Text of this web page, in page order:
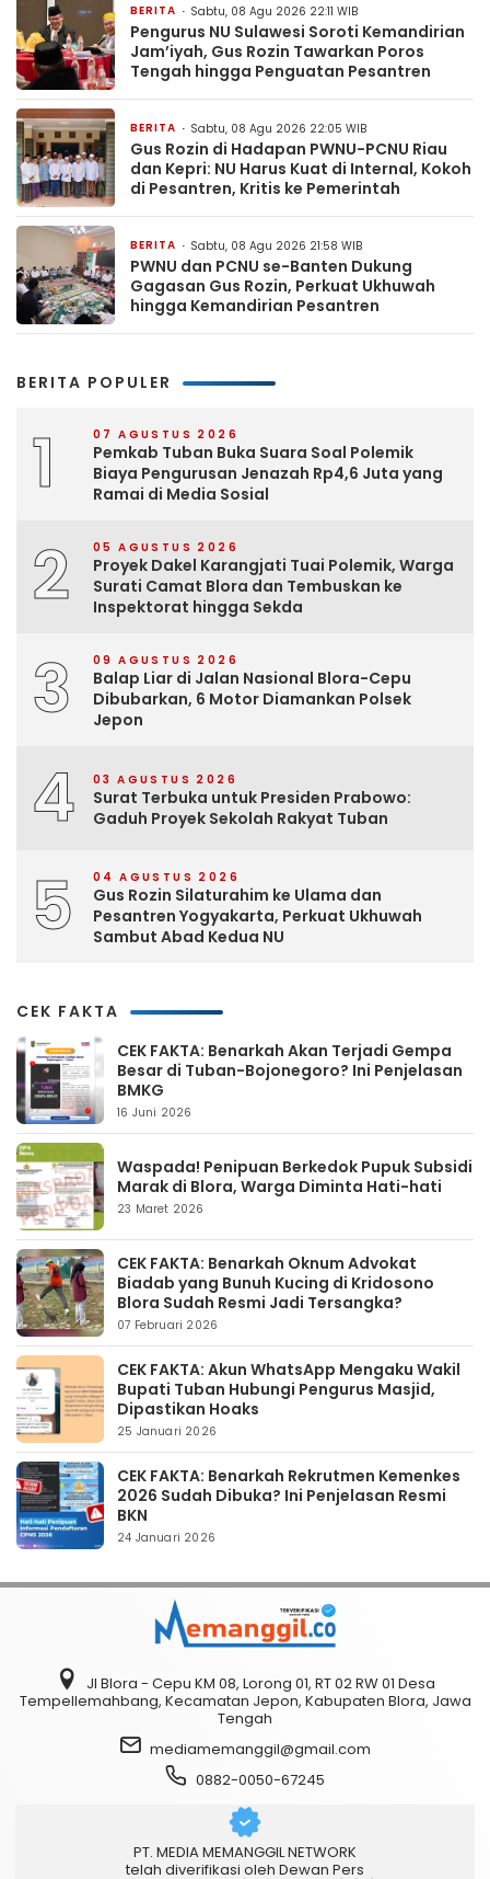
BERITA Sabtu, 08 Agu 2026 22:11 WIB
Pengurus NU Sulawesi Soroti Kemandirian
Jam’iyah, Gus Rozin Tawarkan Poros
Tengah hingga Penguatan Pesantren
BERITA Sabtu, 08 Agu 2026 22:05 WIB
Gus Rozin di Hadapan PWNU-PCNU Riau
dan Kepri: NU Harus Kuat di Internal, Kokoh
di Pesantren, Kritis ke Pemerintah
BERITA Sabtu, 08 Agu 2026 21:58 WIB
PWNU dan PCNU se-Banten Dukung
Gagasan Gus Rozin, Perkuat Ukhuwah
hingga Kemandirian Pesantren
BERITA POPULER
1 07 AGUSTUS 2026
Pemkab Tuban Buka Suara Soal Polemik
Biaya Pengurusan Jenazah Rp4,6 Juta yang
Ramai di Media Sosial
2 05 AGUSTUS 2026
Proyek Dakel Karangjati Tuai Polemik, Warga
Surati Camat Blora dan Tembuskan ke
Inspektorat hingga Sekda
3 09 AGUSTUS 2026
Balap Liar di Jalan Nasional Blora-Cepu
Dibubarkan, 6 Motor Diamankan Polsek
Jepon
4 03 AGUSTUS 2026
Surat Terbuka untuk Presiden Prabowo:
Gaduh Proyek Sekolah Rakyat Tuban
5 04 AGUSTUS 2026
Gus Rozin Silaturahim ke Ulama dan
Pesantren Yogyakarta, Perkuat Ukhuwah
Sambut Abad Kedua NU
CEK FAKTA
CEK FAKTA: Benarkah Akan Terjadi Gempa
Besar di Tuban-Bojonegoro? Ini Penjelasan
BMKG
16 Juni 2026
Waspada! Penipuan Berkedok Pupuk Subsidi
Marak di Blora, Warga Diminta Hati-hati
23 Maret 2026
CEK FAKTA: Benarkah Oknum Advokat
Biadab yang Bunuh Kucing di Kridosono
Blora Sudah Resmi Jadi Tersangka?
07 Februari 2026
CEK FAKTA: Akun WhatsApp Mengaku Wakil
Bupati Tuban Hubungi Pengurus Masjid,
Dipastikan Hoaks
25 Januari 2026
CEK FAKTA: Benarkah Rekrutmen Kemenkes
2026 Sudah Dibuka? Ini Penjelasan Resmi
BKN
24 Januari 2026
Jl Blora - Cepu KM 08, Lorong 01, RT 02 RW 01 Desa
Tempellemahbang, Kecamatan Jepon, Kabupaten Blora, Jawa
Tengah
mediamemanggil@gmail.com
0882-0050-67245
PT. MEDIA MEMANGGIL NETWORK
telah diverifikasi oleh Dewan Pers